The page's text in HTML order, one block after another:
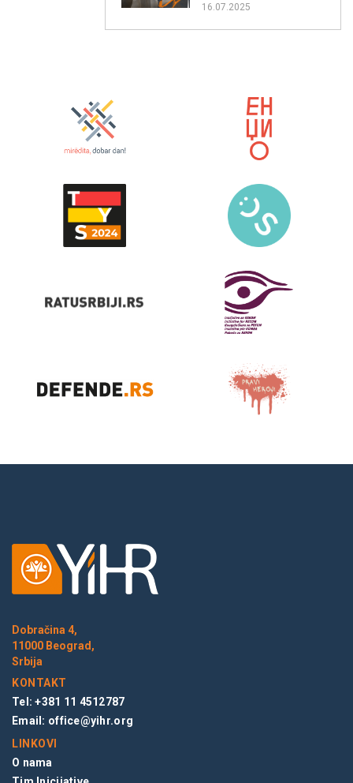
16.07.2025
Dobračina 4,
11000 Beograd,
Srbija
KONTAKT
Tel: +381 11 4512787
Email: office@yihr.org
LINKOVI
O nama